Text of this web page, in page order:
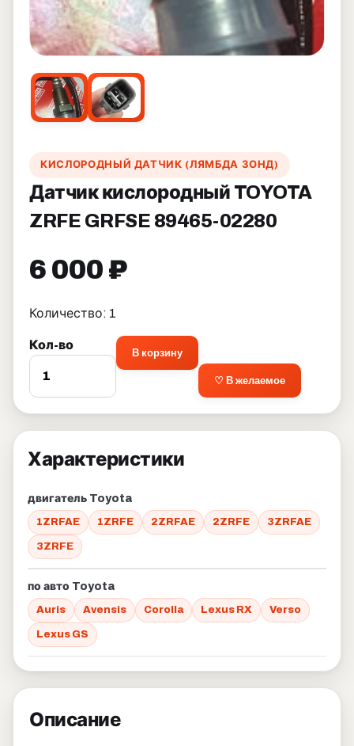
КИСЛОРОДНЫЙ ДАТЧИК (ЛЯМБДА ЗОНД)
Датчик кислородный TOYOTA
ZRFE GRFSE 89465-02280
6 000 ₽
Количество: 1
Кол-во
В корзину
♡ В желаемое
Характеристики
двигатель Toyota
1ZRFAE 1ZRFE 2ZRFAE 2ZRFE 3ZRFAE
3ZRFE
по авто Toyota
Auris Avensis Corolla Lexus RX Verso
Lexus GS
Описание